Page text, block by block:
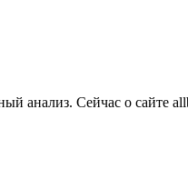
анализ. Сейчас о сайте